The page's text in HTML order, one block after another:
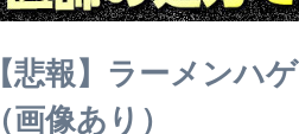
【悲報】ラーメンハ
（画像あり）